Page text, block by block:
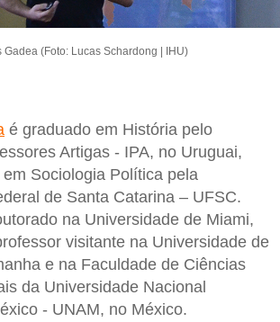
Gadea (Foto: Lucas Schardong | IHU)
é graduado em História pelo
Artigas - IPA, no Uruguai,
Sociologia Política pela
de Santa Catarina – UFSC.
na Universidade de Miami,
visitante na Universidade de
e na Faculdade de Ciências
da Universidade Nacional
- UNAM, no México.